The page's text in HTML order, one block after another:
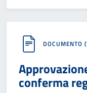
DOCUMENTO
conferma